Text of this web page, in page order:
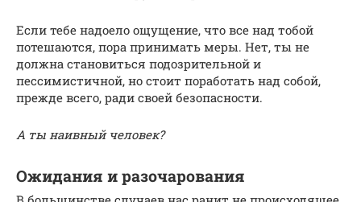
Если тебе надоело ощущение, что все над тобой
потешаются, пора принимать меры. Нет, ты не
должна становиться подозрительной и
пессимистичной, но стоит поработать над собой,
прежде всего, ради своей безопасности.
А ты наивный человек?
Ожидания и разочарования